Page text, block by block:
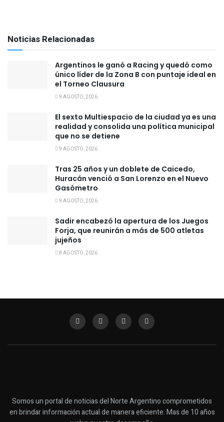
Noticias Relacionadas
Argentinos le ganó a Racing y quedó como
único líder de la Zona B con puntaje ideal en
el Torneo Clausura
9 AGOSTO, 2026
El sexto Multiespacio de la ciudad ya es una
realidad y consolida una política municipal
que no se detiene
9 AGOSTO, 2026
Tras 25 años y un doblete de Caicedo,
Huracán venció a San Lorenzo en el Nuevo
Gasómetro
9 AGOSTO, 2026
Sadir encabezó la apertura de los Juegos
Forja, que reunirán a más de 500 atletas
jujeños
8 AGOSTO, 2026
Somos un portal de noticias del Norte Argentino comprometidos
en brindar información actual de manera eficiente. Mas de 10 años